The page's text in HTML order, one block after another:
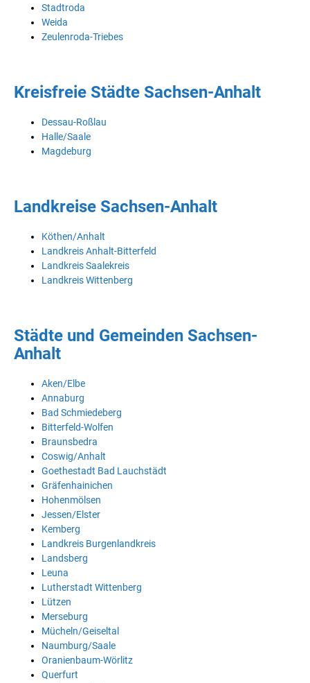
Stadtroda
Weida
Zeulenroda-Triebes
Kreisfreie Städte Sachsen-Anhalt
Dessau-Roßlau
Halle/Saale
Magdeburg
Landkreise Sachsen-Anhalt
Köthen/Anhalt
Landkreis Anhalt-Bitterfeld
Landkreis Saalekreis
Landkreis Wittenberg
Städte und Gemeinden Sachsen-
Anhalt
Aken/Elbe
Annaburg
Bad Schmiedeberg
Bitterfeld-Wolfen
Braunsbedra
Coswig/Anhalt
Goethestadt Bad Lauchstädt
Gräfenhainichen
Hohenmölsen
Jessen/Elster
Kemberg
Landkreis Burgenlandkreis
Landsberg
Leuna
Lutherstadt Wittenberg
Lützen
Merseburg
Mücheln/Geiseltal
Naumburg/Saale
Oranienbaum-Wörlitz
Querfurt